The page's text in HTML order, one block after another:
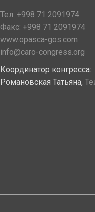
Тел: +998 71 2091974
Факс: +998 71 2091974
www.opasca-gos.com
info@caro-congress.org
Координатор конгресса:
Романовская Татьяна,